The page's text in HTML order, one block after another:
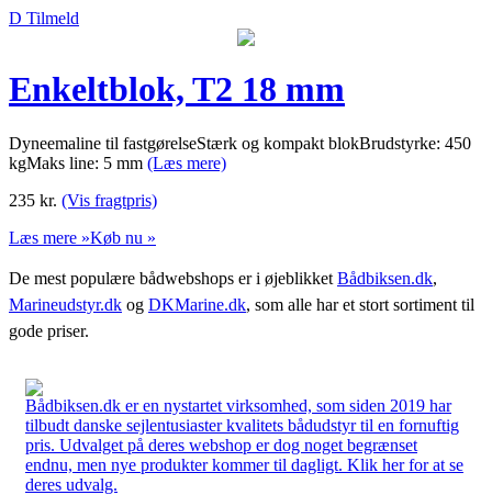
D Tilmeld
Enkeltblok, T2 18 mm
Dyneemaline til fastgørelseStærk og kompakt blokBrudstyrke: 450
kgMaks line: 5 mm (Læs mere)
235 kr. (Vis fragtpris)
Læs mere »Køb nu »
De mest populære bådwebshops er i øjeblikket Bådbiksen.dk,
Marineudstyr.dk og DKMarine.dk, som alle har et stort sortiment til
gode priser.
Bådbiksen.dk er en nystartet virksomhed, som siden 2019 har
tilbudt danske sejlentusiaster kvalitets bådudstyr til en fornuftig
pris. Udvalget på deres webshop er dog noget begrænset
endnu, men nye produkter kommer til dagligt. Klik her for at se
deres udvalg.